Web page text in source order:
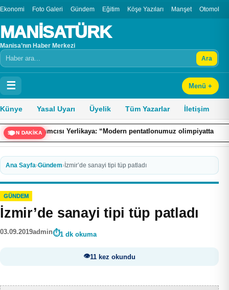
Ekonomi Foto Galeri Gündem Eğitim Köşe Yazıları Manşet Otomobil
MANİSATÜRK
Manisa’nın Haber Merkezi
Arama Ara
☰ Menü +
Künye Yasal Uyarı Üyelik Tüm Yazarlar İletişim
SON DAKİKA
Yerlikaya: “Modern pentatlonumuz olimpiyatta madalya alacak
Ana Sayfa›Gündem› İzmir’de sanayi tipi tüp patladı
GÜNDEM
İzmir’de sanayi tipi tüp patladı
03.09.2019admin 1 dk okuma
11 kez okundu